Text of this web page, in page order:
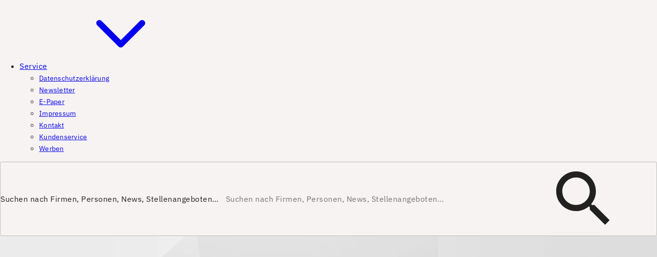
Service
Datenschutzerklärung
Newsletter
E-Paper
Impressum
Kontakt
Kundenservice
Werben
Suchen nach Firmen, Personen, News, Stellenangeboten…